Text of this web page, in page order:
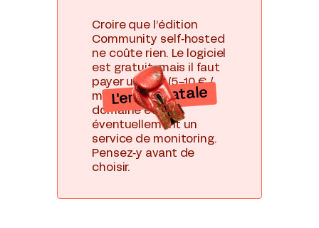
Croire que l’édition
Community self‑hosted
ne coûte rien. Le logiciel
est gratuit, mais il faut
payer un VPS (5–10 € /
mois), un nom de
domaine et
éventuellement un
service de monitoring.
Pensez‑y avant de
choisir.
L'erreur fatale